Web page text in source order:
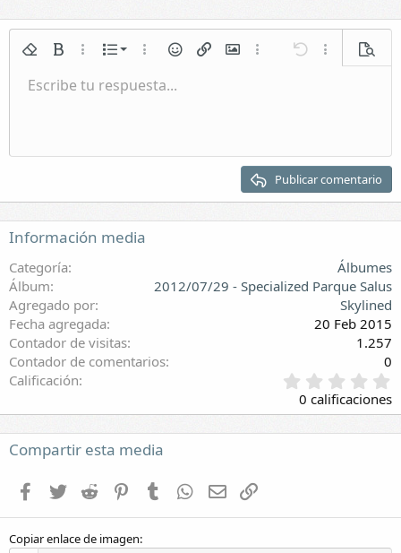
Quitar formato
NegritaMás opciones...
Lista
Lista numerada
Lista
Más opciones...
Emoticonos
Insertar enlace
Insertar imagen
Más opciones...
Deshacer
Más
Vista
ItálicaSubrayarTachado
Formato de párrafo
Normal
Encabezado 2
VídeosGalería incrustada
CitarInsertar tabla
Spoiler
RehacerCambiar editor BB
BorradoresGuardar borrador
Escribe tu respuesta...
Publicar comentario
Información media
Categoría
Álbumes
Álbum
2012/07/29 - Specialized Parque Salus
Agregado por
Skylined
Fecha agregada
20 Feb 2015
Contador de visitas
1.257
Contador de comentarios
0
Calificación
,
0
0
l
0 calificaciones
Compartir esta media
Facebook
Twitter Reddit PinterestTumblr WhatsApp
E-mail
Copiar enlace de imagen